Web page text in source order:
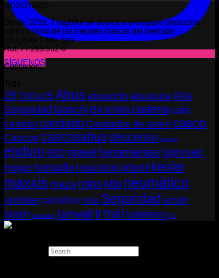
SÍGUENOS
NOSOTROS
Desde 2019, ThugBike se dedica a entregarte productos
para ciclismo de las mejores marcas del mercado.
ThugBike Chile Spa
Rut: 77.289.992-0
Contactos:
29 700x25 Abus abusmtb abusrutaAlta
Seguridad bianchi Bicicleta cadenacafé
cambio candado Candados de acero casco
Cascos cascosabus descenso durolux
enduro exo gravel herramientas highroad
Hogar horquilla Industrial infantil kevlar
maxxis maza mips Mtb neumático
rambler rockshox ruta Seguridad smith
sram suntour tanwalltrtrail tubeless Xc